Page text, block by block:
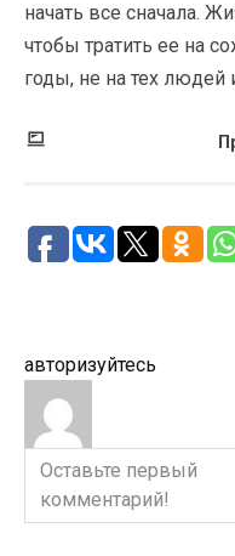
начать все сначала.
чтобы тратить ее на
годы, не на тех людей
авторизуйтесь